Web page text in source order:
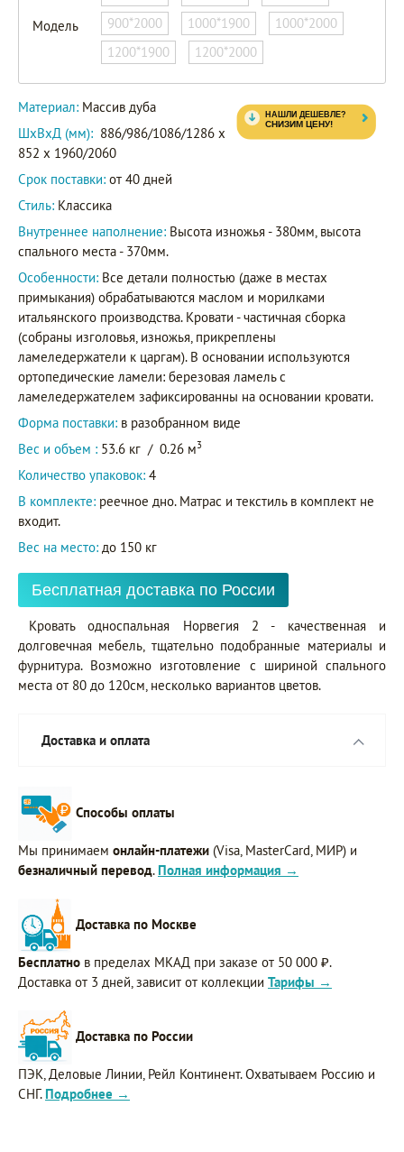
Модель
900*2000
1000*1900
1000*2000
1200*1900
1200*2000
Материал: Массив дуба
ШxВxД (мм): 886/986/1086/1286 x
852 x 1960/2060
Срок поставки: от 40 дней
Стиль: Классика
Внутреннее наполнение: Высота изножья - 380мм, высота
спального места - 370мм.
Особенности: Все детали полностью (даже в местах
примыкания) обрабатываются маслом и морилками
итальянского производства. Кровати - частичная сборка
(собраны изголовья, изножья, прикреплены
ламеледержатели к царгам). В основании используются
ортопедические ламели: березовая ламель с
ламеледержателем зафиксированны на основании кровати.
Форма поставки: в разобранном виде
Вес и объем : 53.6 кг / 0.26 м3
Количество упаковок: 4
В комплекте: реечное дно. Матрас и текстиль в комплект не
входит.
Вес на место: до 150 кг
Бесплатная доставка по России
Кровать односпальная Норвегия 2 - качественная и
долговечная мебель, тщательно подобранные материалы и
фурнитура. Возможно изготовление с шириной спального
места от 80 до 120см, несколько вариантов цветов.
Доставка и оплата
Способы оплаты
Мы принимаем онлайн-платежи (Visa, MasterCard, МИР) и
безналичный перевод. Полная информация →
Доставка по Москве
Бесплатно в пределах МКАД при заказе от 50 000 ₽.
Доставка от 3 дней, зависит от коллекции Тарифы →
Доставка по России
ПЭК, Деловые Линии, Рейл Континент. Охватываем Россию и
СНГ. Подробнее →